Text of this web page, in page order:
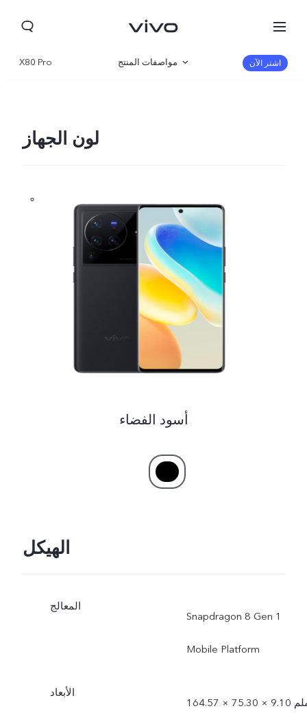
UAE(AR) | حدد البلد/المنطقة
X80 Pro مواصفات المنتج اشتر الآن
لون الجهاز
أسود الفضاء
الهيكل
المعالج
Snapdragon 8 Gen 1
Mobile Platform
الأبعاد
75.30 × 9.10 ملم